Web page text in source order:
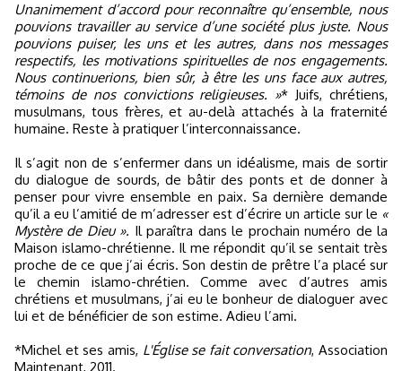
Unanimement d’accord pour reconnaître qu’ensemble, nous
pouvions travailler au service d’une société plus juste. Nous
pouvions puiser, les uns et les autres, dans nos messages
respectifs, les motivations spirituelles de nos engagements.
Nous continuerions, bien sûr, à être les uns face aux autres,
témoins de nos convictions religieuses. »* Juifs, chrétiens,
musulmans, tous frères, et au-delà attachés à la fraternité
humaine. Reste à pratiquer l’interconnaissance.
Il s’agit non de s’enfermer dans un idéalisme, mais de sortir
du dialogue de sourds, de bâtir des ponts et de donner à
penser pour vivre ensemble en paix. Sa dernière demande
qu’il a eu l’amitié de m’adresser est d’écrire un article sur le «
Mystère de Dieu ». Il paraîtra dans le prochain numéro de la
Maison islamo-chrétienne. Il me répondit qu’il se sentait très
proche de ce que j’ai écris. Son destin de prêtre l’a placé sur
le chemin islamo-chrétien. Comme avec d’autres amis
chrétiens et musulmans, j’ai eu le bonheur de dialoguer avec
lui et de bénéficier de son estime. Adieu l’ami.
*Michel et ses amis, L'Église se fait conversation, Association
Maintenant, 2011.